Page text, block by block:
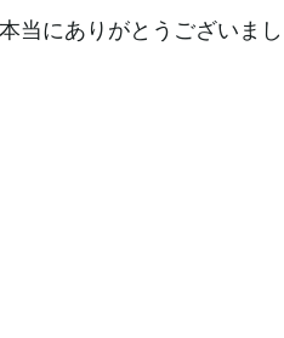
当にありがとうございまし